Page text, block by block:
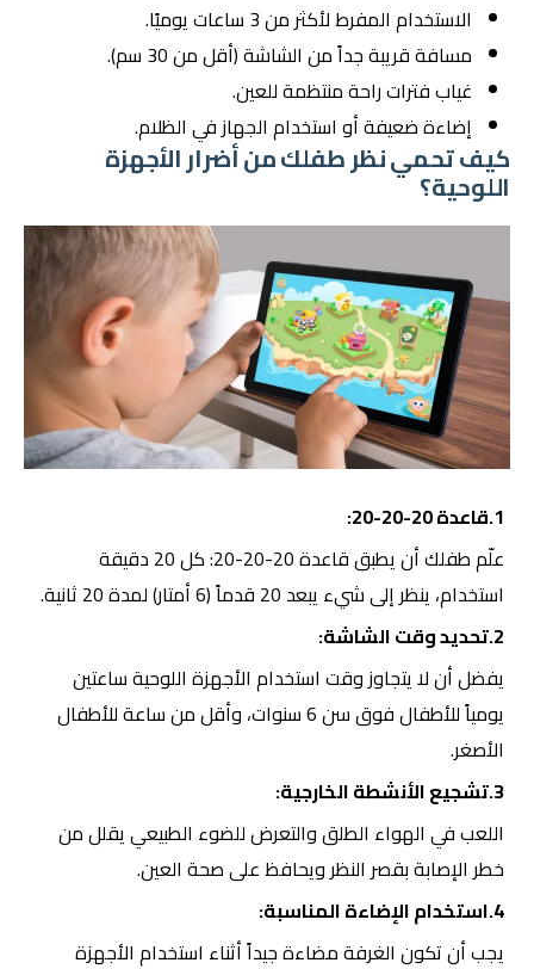
الاستخدام المفرط لأكثر من 3 ساعات يوميًا.
مسافة قريبة جداً من الشاشة (أقل من 30 سم).
غياب فترات راحة منتظمة للعين.
إضاءة ضعيفة أو استخدام الجهاز في الظلام.
كيف تحمي نظر طفلك من أضرار الأجهزة
اللوحية؟
1.قاعدة 20-20-20:
علّم طفلك أن يطبق قاعدة 20-20-20: كل 20 دقيقة
استخدام، ينظر إلى شيء يبعد 20 قدماً (6 أمتار) لمدة 20 ثانية.
2.تحديد وقت الشاشة:
يفضل أن لا يتجاوز وقت استخدام الأجهزة اللوحية ساعتين
يومياً للأطفال فوق سن 6 سنوات، وأقل من ساعة للأطفال
الأصغر.
3.تشجيع الأنشطة الخارجية:
اللعب في الهواء الطلق والتعرض للضوء الطبيعي يقلل من
خطر الإصابة بقصر النظر ويحافظ على صحة العين.
4.استخدام الإضاءة المناسبة:
يجب أن تكون الغرفة مضاءة جيداً أثناء استخدام الأجهزة